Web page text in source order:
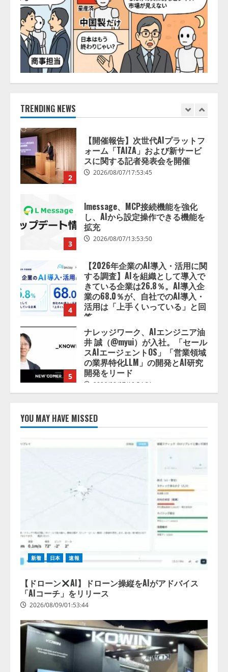
TRENDING NEWS
5
井 誠（@myui）が入社。「セール
スAIエージェントOS」「営業領域
の業界特化LLM」の開発とAI研究
開発をリード
2026/08/07/10:54:31
1
【ドローン
AI】ドローン操縦を
AIがアドバイス「AIコーチ」をリ
2
【開催報告】次世代AIプラットフ
ォーム「TAIZA」および新サービ
スに関する記者発表会を開催
2026/08/07/17:53:45
3
lmessage、MCP接続機能を強化
し、AIから設定操作できる機能を
拡充
2026/08/07/13:53:50
4
【2026年企業のAI導入・活用に関
する調査】AIを組織として導入で
きている企業は26.8％。AI導入企
業の68.0％が、自社でのAI導入・
活用は「上手くいっている」と回
答
2026/08/07/13:53:50
5
ナレッジワーク、AIエンジニア油
井 誠（@myui）が入社。「セール
スAIエージェントOS」「営業領域
の業界特化LLM」の開発とAI研究
開発をリード
2026/08/07/10:54:31
AIがアドバイス「AIコーチ」をリ
リース
【開催報告】次世代AIプラットフ
ォーム「TAIZA」および新サービ
スに関する記者発表会を開催
lmessage、MCP接続機能を強化
拡充
4
【2026年企業のAI導入・活用に関
する調査】AIを組織として導入で
きている企業は26.8％。AI導入企
業の68.0％が、自社でのAI導入・
活用は「上手くいっている」と回
答
2026/08/07/13:53:50
YOU MAY HAVE MISSED
新着 日本 速報
【ドローン
AI】ドローン操縦をAIがアドバイス
「AIコーチ」をリリース
2026/08/09/01:53:44